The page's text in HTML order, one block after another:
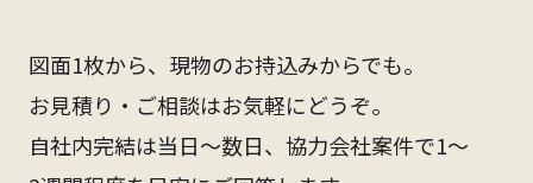
図面1枚から、現物のお持込みからでも。
お見積り・ご相談はお気軽にどうぞ。
自社内完結は当日〜数日、協力会社案件で1〜